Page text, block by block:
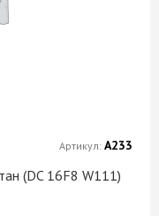
(DC 16F8 W111)
Артикул: А233